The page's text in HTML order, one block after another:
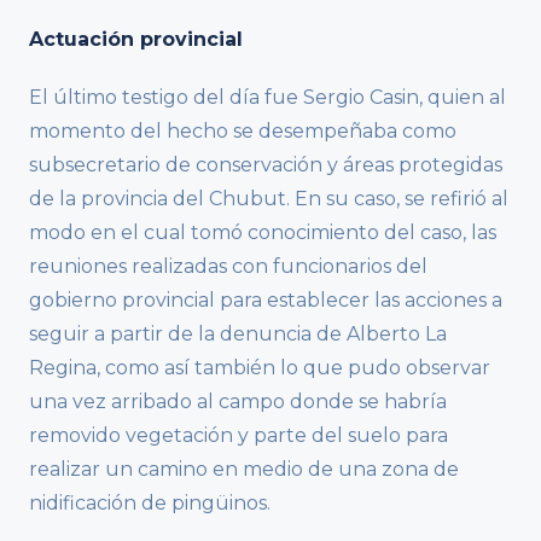
Actuación provincial
El último testigo del día fue Sergio Casin, quien al
momento del hecho se desempeñaba como
subsecretario de conservación y áreas protegidas
de la provincia del Chubut. En su caso, se refirió al
modo en el cual tomó conocimiento del caso, las
reuniones realizadas con funcionarios del
gobierno provincial para establecer las acciones a
seguir a partir de la denuncia de Alberto La
Regina, como así también lo que pudo observar
una vez arribado al campo donde se habría
removido vegetación y parte del suelo para
realizar un camino en medio de una zona de
nidificación de pingüinos.